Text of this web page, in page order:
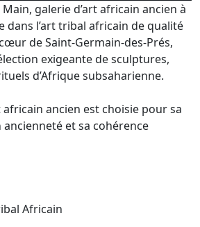
Main, galerie d’art africain ancien à
dans l’art tribal africain de qualité
de Saint-Germain-des-Prés,
exigeante de sculptures,
d’Afrique subsaharienne.
ancien est choisie pour sa
et sa cohérence
Africain